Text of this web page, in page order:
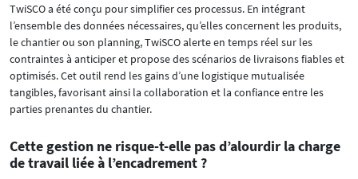
TwiSCO a été conçu pour simplifier ces processus. En intégrant
l’ensemble des données nécessaires, qu’elles concernent les produits,
le chantier ou son planning, TwiSCO alerte en temps réel sur les
contraintes à anticiper et propose des scénarios de livraisons fiables et
optimisés. Cet outil rend les gains d’une logistique mutualisée
tangibles, favorisant ainsi la collaboration et la confiance entre les
parties prenantes du chantier.
Cette gestion ne risque-t-elle pas d’alourdir la charge
de travail liée à l’encadrement ?